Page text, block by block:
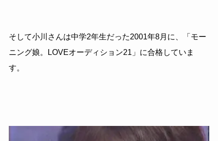
そして小川さんは中学2年生だった2001年8月に、「モー
ニング娘。LOVEオーディション21」に合格していま
す。